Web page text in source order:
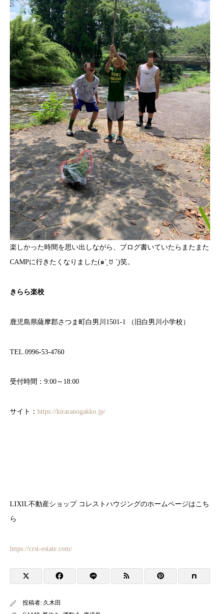
楽しかった時間を思い出しながら、ブログ書いていたらまたまた
CAMPに行きたくなりました(๑ˊ͈ ꇴ ˋ͈)笑。
きらら楽校
鹿児島県薩摩郡さつま町白男川1501-1 （旧白男川小学校）
TEL.0996-53-4760
受付時間：9:00～18:00
サイト： https://kiraranogakko.jp/
LIXIL不動産ショップ コレストハウジングのホームページはこち
ら
https://crst-estate.com/
投稿者: 久木田